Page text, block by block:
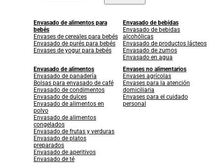
Envasado de alimentos para
bebés
Envases de cereales para bebés
Envasado de purés para bebés
Envases de yogur para bebés
Envasado de bebidas
Envasado de bebidas
alcohólicas
Envasado de productos lácteos
Envasado de zumos
Envasado en agua
Envasado de alimentos
Envasado de panadería
Bolsas para envasado de café
Envasado de condimentos
Envasado de dulces
Envasado de alimentos en
polvo
Envasado de alimentos
congelados
Envasado de frutas y verduras
Envasado de platos
preparados
Envasado de aperitivos
Envasado de té
Envases no alimentarios
Envases agrícolas
Envases para la atención
domiciliaria
Envases para el cuidado
personal